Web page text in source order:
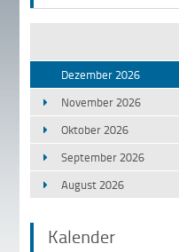
Dezember 2026
November 2026
Oktober 2026
September 2026
August 2026
Kalender